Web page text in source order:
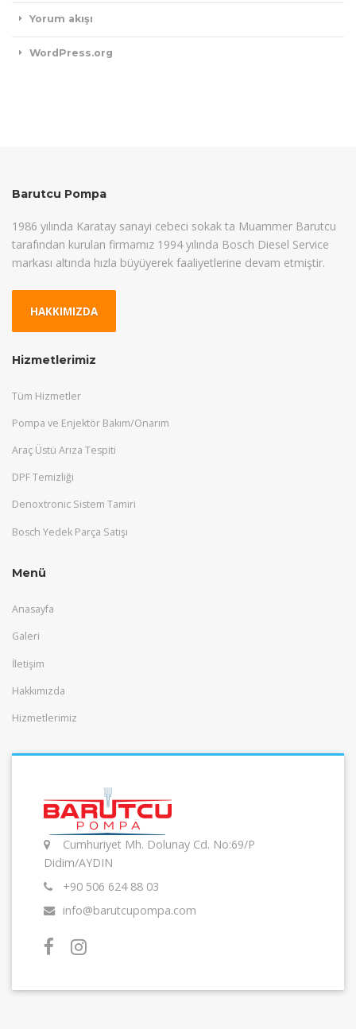
Yorum akışı
WordPress.org
Barutcu Pompa
1986 yılında Karatay sanayi cebeci sokak ta Muammer Barutcu
tarafından kurulan firmamız 1994 yılında Bosch Diesel Service
markası altında hızla büyüyerek faaliyetlerine devam etmiştir.
HAKKIMIZDA
Hizmetlerimiz
Tüm Hizmetler
Pompa ve Enjektör Bakım/Onarım
Araç Üstü Arıza Tespiti
DPF Temizliği
Denoxtronic Sistem Tamiri
Bosch Yedek Parça Satışı
Menü
Anasayfa
Galeri
İletişim
Hakkımızda
Hizmetlerimiz
Cumhuriyet Mh. Dolunay Cd. No:69/P
Didim/AYDIN
+90 506 624 88 03
info@barutcupompa.com